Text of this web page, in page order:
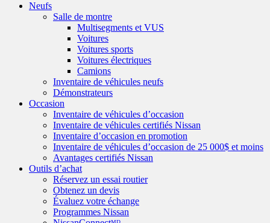
Neufs
Salle de montre
Multisegments et VUS
Voitures
Voitures sports
Voitures électriques
Camions
Inventaire de véhicules neufs
Démonstrateurs
Occasion
Inventaire de véhicules d’occasion
Inventaire de véhicules certifiés Nissan
Inventaire d’occasion en promotion
Inventaire de véhicules d’occasion de 25 000$ et moins
Avantages certifiés Nissan
Outils d’achat
Réservez un essai routier
Obtenez un devis
Évaluez votre échange
Programmes Nissan